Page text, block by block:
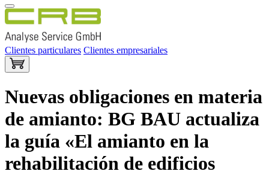
Clientes particulares Clientes empresariales
Nuevas obligaciones en materia
de amianto: BG BAU actualiza
la guía «El amianto en la
rehabilitación de edificios